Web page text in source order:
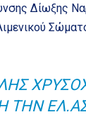
Δίωξης
ΤΗΝ